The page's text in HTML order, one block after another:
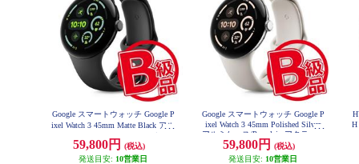
Google スマートウォッチ Google P
ixel Watch 3 45mm Matte Black アル
ド Wi-Fiモデル GA05785US
59,800円
(税込)
発送目安: 10営業日
Google スマートウォッチ Google P
ixel Watch 3 45mm Polished Silver
アルミケース/Porcelain アクティブ
バンド Wi-Fiモデル GA05736US
59,800円
(税込)
発送目安: 10営業日
H